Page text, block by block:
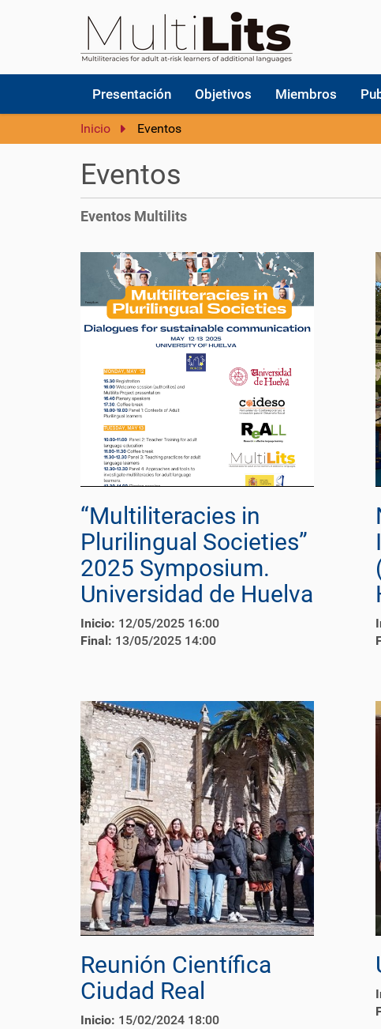
v
Presentación Objetivos Miembros
Inicio Eventos
Eventos
Eventos Multilits
“Multiliteracies in
Plurilingual Societies”
2025 Symposium.
Universidad de Huelva
Inicio: 12/05/2025 16:00
Final: 13/05/2025 14:00
Reunión Científica
Ciudad Real
Inicio: 15/02/2024 18:00